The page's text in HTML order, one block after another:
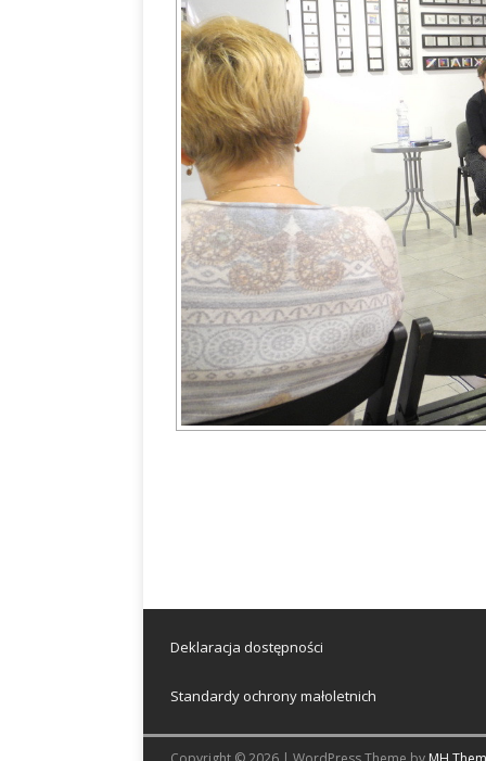
Deklaracja dostępności
Standardy ochrony małoletnich